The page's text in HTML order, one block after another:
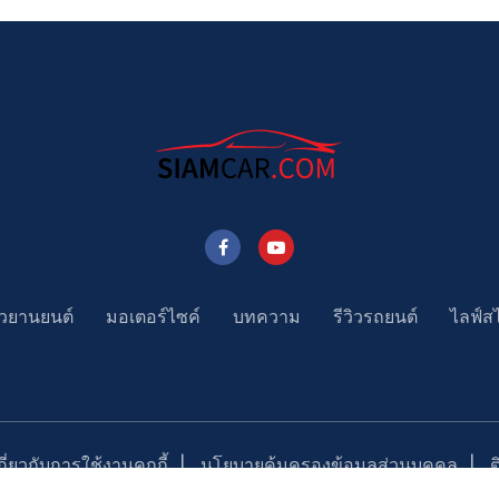
ยานยนต์ มอเตอร์ไซค์ บทความ รีวิวรถยนต์ ไลฟ์ส
ยวกับการใช้งานคุกกี้ นโยบายคุ้มครองข้อมูลส่วนบุคคล